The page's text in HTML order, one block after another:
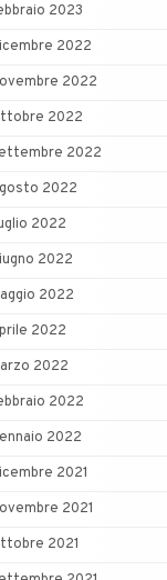
2023
2022
2022
2022
2022
2022
2022
2022
2022
2022
2022
2022
2022
2021
2021
2021